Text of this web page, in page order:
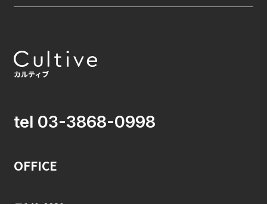
tel 03-3868-0998
OFFICE